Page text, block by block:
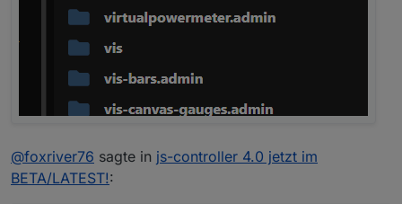
@foxriver76 sagte in js-controller 4.0 jetzt im
BETA/LATEST!: